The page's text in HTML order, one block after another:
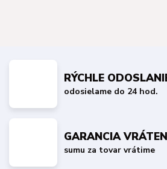
RÝCHLE
odosielame do 24 hod.
GARANCIA
sumu za tovar vrátime